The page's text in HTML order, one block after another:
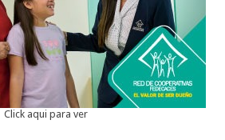
Click aqui para ver